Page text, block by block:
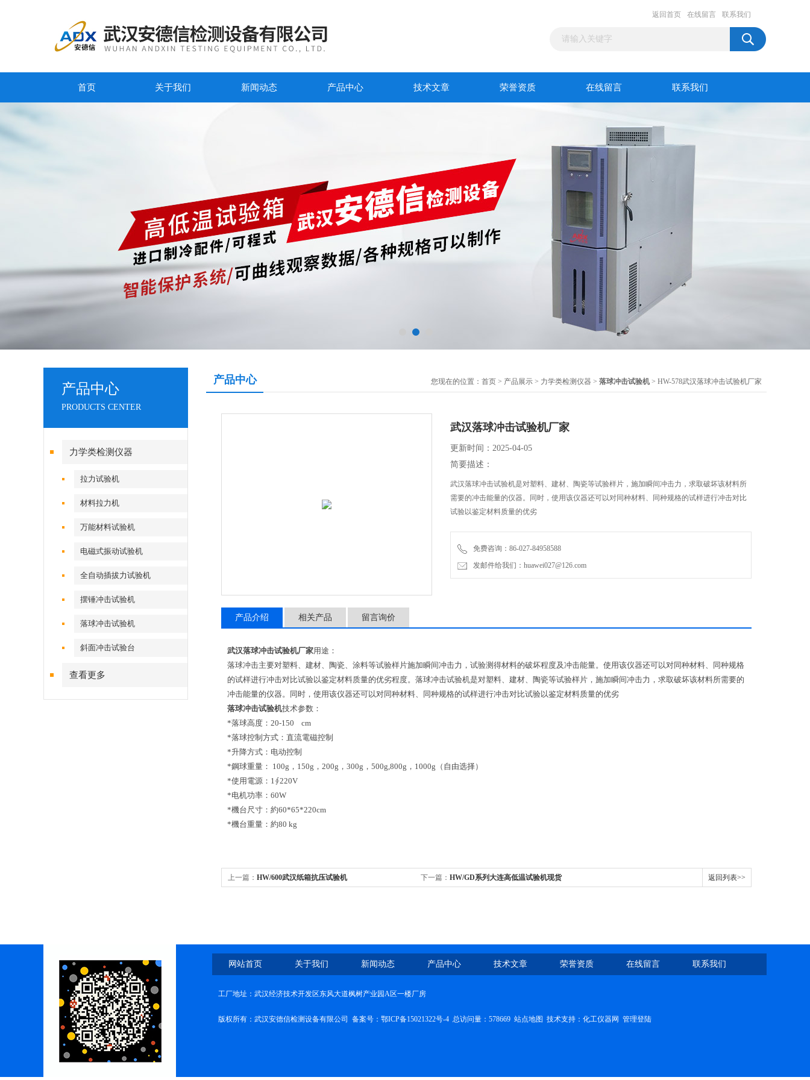
返回首页 在线留言 联系我们
首页 关于我们 新闻动态 产品中心 技术文章 荣誉资质 在线留言 联系我们
产品中心
PRODUCTS CENTER
力学类检测仪器
拉力试验机
材料拉力机
万能材料试验机
电磁式振动试验机
全自动插拔力试验机
摆锤冲击试验机
落球冲击试验机
斜面冲击试验台
查看更多
产品中心 您现在的位置： 首页 > 产品展示 > 力学类检测仪器 > 落球冲击试验机 > HW-578武汉落球冲击试验机厂家
武汉落球冲击试验机厂家
更新时间：2025-04-05
简要描述：
武汉落球冲击试验机是对塑料、建材、陶瓷等试验样片，施加瞬间冲击力，求取破坏该材料所
需要的冲击能量的仪器。同时，使用该仪器还可以对同种材料、同种规格的试样进行冲击对比
试验以鉴定材料质量的优劣
免费咨询：86-027-84958588
发邮件给我们：huawei027@126.com
产品介绍 相关产品 留言询价
武汉落球冲击试验机厂家用途：
落球冲击主要对塑料、建材、陶瓷、涂料等试验样片施加瞬间冲击力，试验测得材料的破坏程度及冲击能量。使用该仪器还可以对同种材料、同种规格
的试样进行冲击对比试验以鉴定材料质量的优劣程度。落球冲击试验机是对塑料、建材、陶瓷等试验样片，施加瞬间冲击力，求取破坏该材料所需要的
冲击能量的仪器。同时，使用该仪器还可以对同种材料、同种规格的试样进行冲击对比试验以鉴定材料质量的优劣
落球冲击试验机技术参数：
*落球高度：20-150 cm
*落球控制方式：直流電磁控制
*升降方式：电动控制
*鋼球重量： 100g，150g，200g，300g，500g,800g，1000g（自由选择）
*使用電源：1∮220V
*电机功率：60W
*機台尺寸：約60*65*220cm
*機台重量：約80 kg
上一篇： HW/600武汉纸箱抗压试验机 下一篇： HW/GD系列大连高低温试验机现货 返回列表>>
网站首页 关于我们 新闻动态 产品中心 技术文章 荣誉资质 在线留言 联系我们
工厂地址：武汉经济技术开发区东风大道枫树产业园A区一楼厂房
版权所有：武汉安德信检测设备有限公司 备案号： 鄂ICP备15021322号-4 总访问量：578669 站点地图 技术支持： 化工仪器网 管理登陆